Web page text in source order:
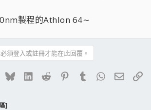
製程的Athlon 64∼
須登入或註冊才能在此回覆。
BlueskyLinkedIn
Reddit PinterestTumblrWhatsApp
電子
]